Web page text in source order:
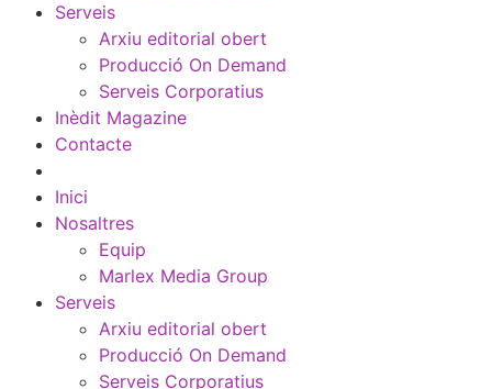
Serveis
Arxiu editorial obert
Producció On Demand
Serveis Corporatius
Inèdit Magazine
Contacte
Inici
Nosaltres
Equip
Marlex Media Group
Serveis
Arxiu editorial obert
Producció On Demand
Serveis Corporatius